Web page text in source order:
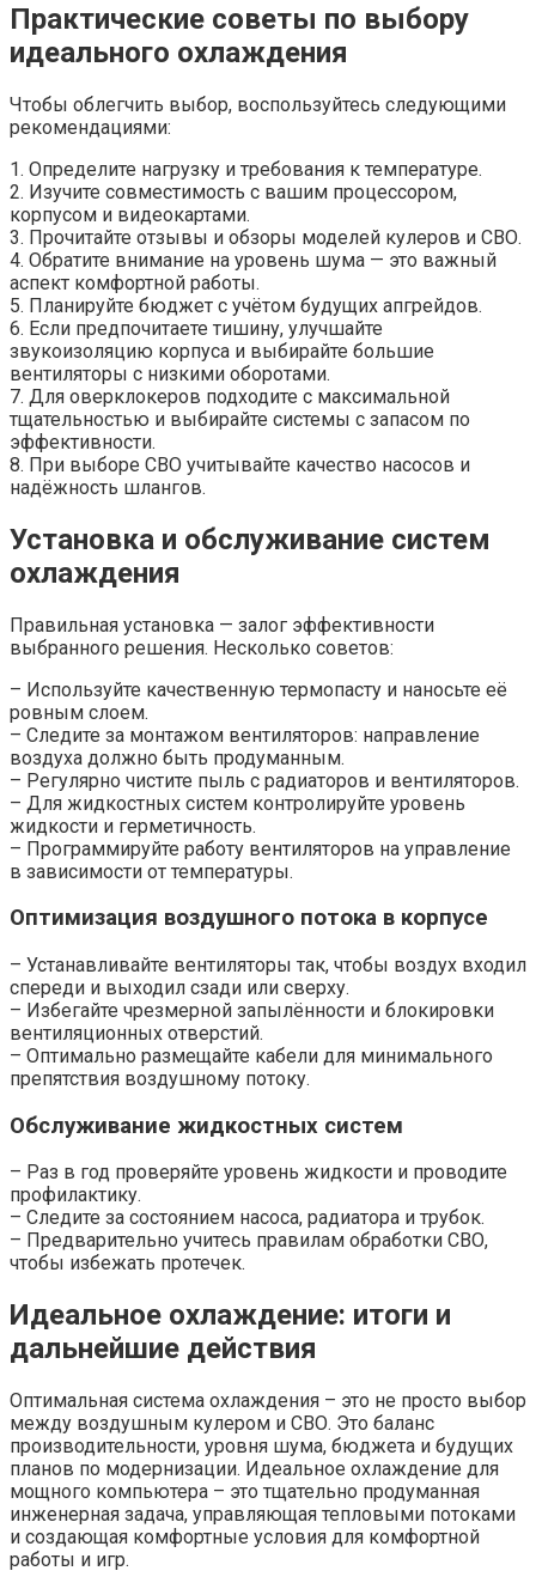
Практические советы по выбору
идеального охлаждения
Чтобы облегчить выбор, воспользуйтесь следующими
рекомендациями:
1. Определите нагрузку и требования к температуре.
2. Изучите совместимость с вашим процессором,
корпусом и видеокартами.
3. Прочитайте отзывы и обзоры моделей кулеров и СВО.
4. Обратите внимание на уровень шума — это важный
аспект комфортной работы.
5. Планируйте бюджет с учётом будущих апгрейдов.
6. Если предпочитаете тишину, улучшайте
звукоизоляцию корпуса и выбирайте большие
вентиляторы с низкими оборотами.
7. Для оверклокеров подходите с максимальной
тщательностью и выбирайте системы с запасом по
эффективности.
8. При выборе СВО учитывайте качество насосов и
надёжность шлангов.
Установка и обслуживание систем
охлаждения
Правильная установка — залог эффективности
выбранного решения. Несколько советов:
– Используйте качественную термопасту и наносьте её
ровным слоем.
– Следите за монтажом вентиляторов: направление
воздуха должно быть продуманным.
– Регулярно чистите пыль с радиаторов и вентиляторов.
– Для жидкостных систем контролируйте уровень
жидкости и герметичность.
– Программируйте работу вентиляторов на управление
в зависимости от температуры.
Оптимизация воздушного потока в корпусе
– Устанавливайте вентиляторы так, чтобы воздух входил
спереди и выходил сзади или сверху.
– Избегайте чрезмерной запылённости и блокировки
вентиляционных отверстий.
– Оптимально размещайте кабели для минимального
препятствия воздушному потоку.
Обслуживание жидкостных систем
– Раз в год проверяйте уровень жидкости и проводите
профилактику.
– Следите за состоянием насоса, радиатора и трубок.
– Предварительно учитесь правилам обработки СВО,
чтобы избежать протечек.
Идеальное охлаждение: итоги и
дальнейшие действия
Оптимальная система охлаждения – это не просто выбор
между воздушным кулером и СВО. Это баланс
производительности, уровня шума, бюджета и будущих
планов по модернизации. Идеальное охлаждение для
мощного компьютера – это тщательно продуманная
инженерная задача, управляющая тепловыми потоками
и создающая комфортные условия для комфортной
работы и игр.